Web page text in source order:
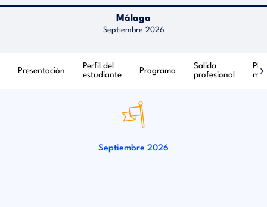
Málaga
Septiembre 2026
Presentación
Perfil del
estudiante
Programa
Salida
profesional
›
Septiembre 2026